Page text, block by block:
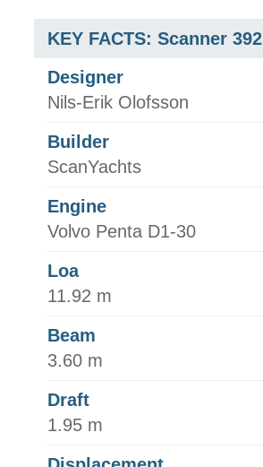
KEY FACTS: Scanner 392
Designer
Nils-Erik Olofsson
Builder
ScanYachts
Engine
Volvo Penta D1-30
Loa
11.92 m
Beam
3.60 m
Draft
1.95 m